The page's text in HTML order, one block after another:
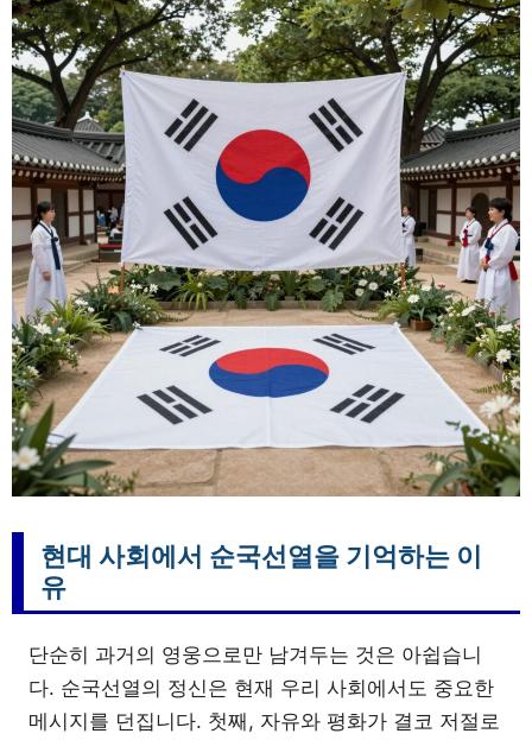
현대 사회에서 순국선열을 기억하는 이
유
단순히 과거의 영웅으로만 남겨두는 것은 아쉽습니
다. 순국선열의 정신은 현재 우리 사회에서도 중요한
메시지를 던집니다. 첫째, 자유와 평화가 결코 저절로